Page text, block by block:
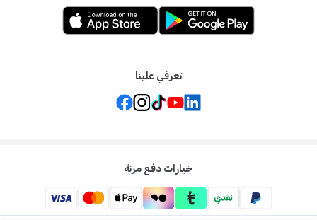
تعرفي علينا
خيارات دفع مرنة